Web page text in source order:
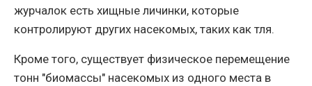
журчалок есть хищные личинки, которые
контролируют других насекомых, таких как тля.
Кроме того, существует физическое перемещение
тонн "биомассы" насекомых из одного места в